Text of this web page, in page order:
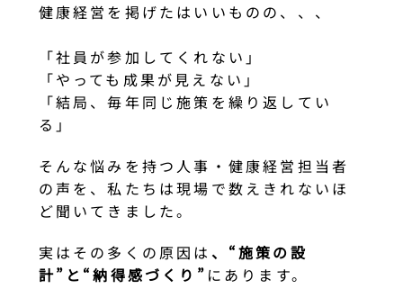
健康経営を掲げたはいいものの、、、
「社員が参加してくれない」
「やっても成果が見えない」
「結局、毎年同じ施策を繰り返してい
る」
そんな悩みを持つ人事・健康経営担当者
の声を、私たちは現場で数えきれないほ
ど聞いてきました。
実はその多くの原因は 、“施策の設
計”と“納得感づくり” にあります。